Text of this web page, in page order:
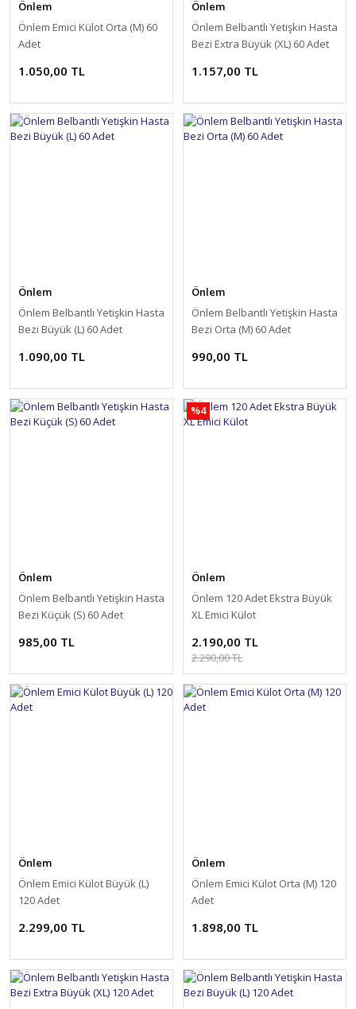
Önlem
Önlem Emici Külot Orta (M) 60
Adet
1.050,00 TL
Önlem
Önlem Belbantlı Yetişkin Hasta
Bezi Extra Büyük (XL) 60 Adet
1.157,00 TL
Önlem
Önlem Belbantlı Yetişkin Hasta
Bezi Büyük (L) 60 Adet
1.090,00 TL
Önlem
Önlem Belbantlı Yetişkin Hasta
Bezi Orta (M) 60 Adet
990,00 TL
Önlem
Önlem Belbantlı Yetişkin Hasta
Bezi Küçük (S) 60 Adet
985,00 TL
%4
Önlem
Önlem 120 Adet Ekstra Büyük
XL Emici Külot
2.190,00 TL
2.290,00 TL
Önlem
Önlem Emici Külot Büyük (L)
120 Adet
2.299,00 TL
Önlem
Önlem Emici Külot Orta (M) 120
Adet
1.898,00 TL